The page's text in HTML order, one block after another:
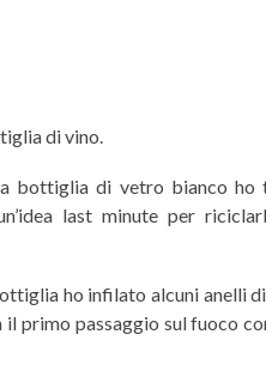
di vino.
bottiglia di vetro bianco ho
last minute per
ho infilato alcuni anelli
primo passaggio sul fuoco